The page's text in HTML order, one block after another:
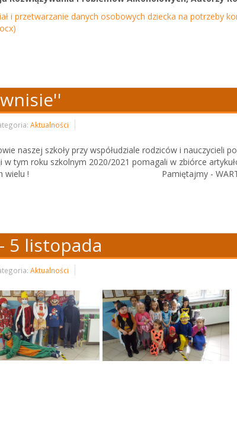
i przetwarzanie danych osobowych dziecka na potrzeby
Aktualności
szkoły przy współudziale rodziców i nauczycieli po
w tym roku szkolnym 2020/2021 pomagali w zbiórce
A było ich wielu ! Pamiętajmy - WARTO
5 listopada
Aktualności